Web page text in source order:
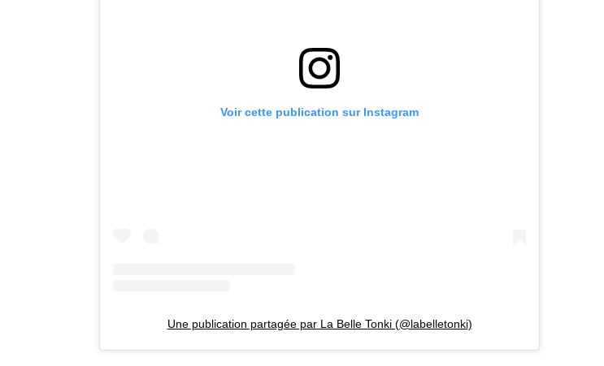
Voir cette publication sur Instagram
Une publication partagée par La Belle Tonki (@labelletonki)